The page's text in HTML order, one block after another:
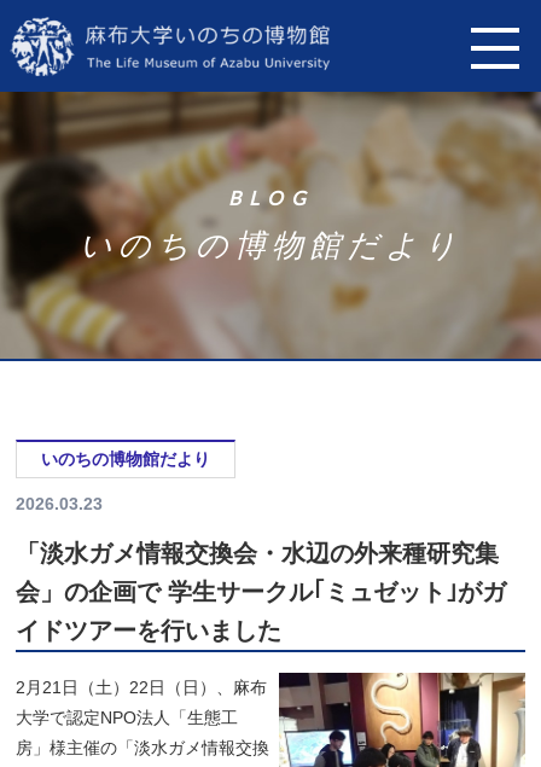
B L OG
いのちの博物館 だ よ り
いのちの博物館だより
2026.03.23
「淡水ガメ情報交換会・水辺の外来種研究集
会」の企画で 学生サークル｢ミュゼット｣がガ
イドツアーを行いました
2月21日（土）22日（日）、麻布
大学で認定NPO法人「生態工
房」様主催の「淡水ガメ情報交換